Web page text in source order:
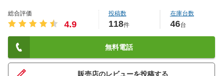
総合評価
4.9
投稿数
118件
在庫台数
46台
無料電話
販売店のレビューを投稿する